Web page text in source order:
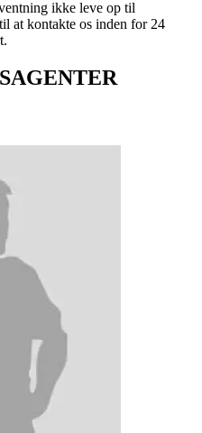
ikke leve op til
at kontakte os inden for 24